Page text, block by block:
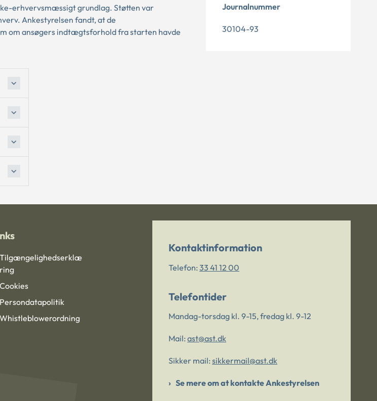
erhvervsmæssigt grundlag. Støtten var
Ankestyrelsen fandt, at de
om ansøgers indtægtsforhold fra starten havde
Journalnummer
30104-93
Tilgængelighedserklæ
ring
Cookies
Persondatapolitik
Whistleblowerordning
Kontaktinformation
Telefon: 33 41 12 00
Telefontider
Mandag-torsdag kl. 9-15, fredag kl. 9-12
Mail: ast@ast.dk
Sikker mail: sikkermail@ast.dk
Se mere om at kontakte Ankestyrelsen